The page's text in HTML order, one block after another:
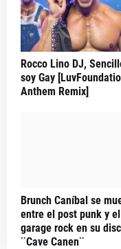
Rocco Lino DJ,
soy Gay
Anthem Remix]
Brunch Caníbal se
entre el post punk y el
garage rock en su
¨Cave Canen¨